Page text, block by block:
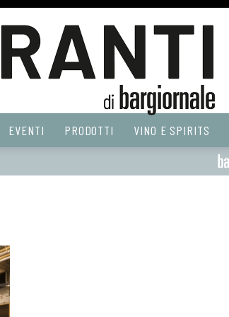
EVENTI PRODOTTI VINO E SPIRITS